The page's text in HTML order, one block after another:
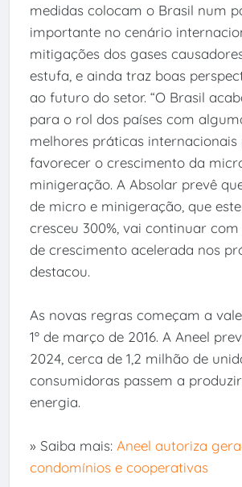
medidas colocam o Brasil num
importante no cenário
mitigações dos gases
estufa, e ainda traz boas
ao futuro do setor. “O Brasil
para o rol dos países com
melhores práticas internacionais
favorecer o crescimento da
minigeração. A Absolar prevê
de micro e minigeração, que
cresceu 300%, vai continuar
de crescimento acelerada nos
destacou.
As novas regras começam a
1º de março de 2016. A Aneel
2024, cerca de 1,2 milhão de
consumidoras passem a
energia.
» Saiba mais: Aneel autoriza
condomínios e cooperativas